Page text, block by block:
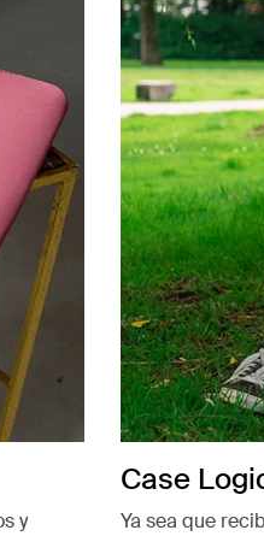
y
Case
Ya sea que